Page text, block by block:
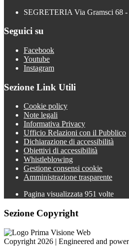
SEGRETERIA Via Gramsci 68
Seguici su
Facebook
Youtube
Instagram
Sezione Link Utili
Cookie policy
Note legali
Informativa Privacy
Ufficio Relazioni con il Pubblico
Dichiarazione di accessibilità
Obiettivi di accessibilità
Whistleblowing
Gestione consensi cookie
Amministrazione trasparente
Pagina visualizzata 951 volte
Sezione Copyright
Copyright 2026 | Engineered and